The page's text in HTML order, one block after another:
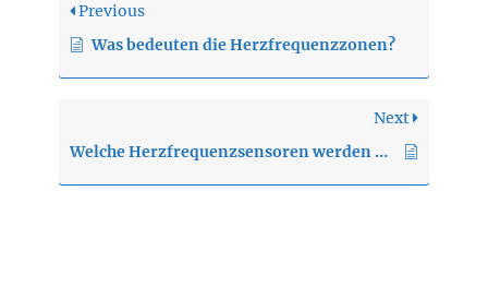
Previous
Was bedeuten die Herzfrequenzzonen?
Next
Welche Herzfrequenzsensoren werden unterstützt?